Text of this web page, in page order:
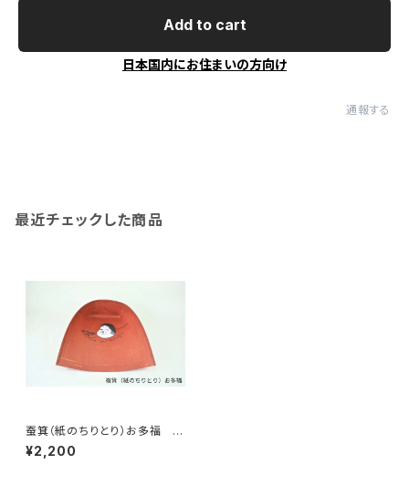
Add to cart
日本国内にお住まいの方向け
通報する
最近チェックした商品
蚕箕（紙のちりとり）お多福 新
潟製
¥2,200